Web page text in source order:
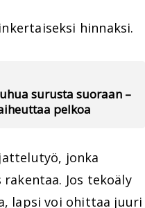
hinnaksi.
surusta suoraan –
pelkoa
jonka
Jos tekoäly
lapsi voi ohittaa juuri